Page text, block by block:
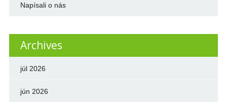
Napísali o nás
Archives
júl 2026
jún 2026